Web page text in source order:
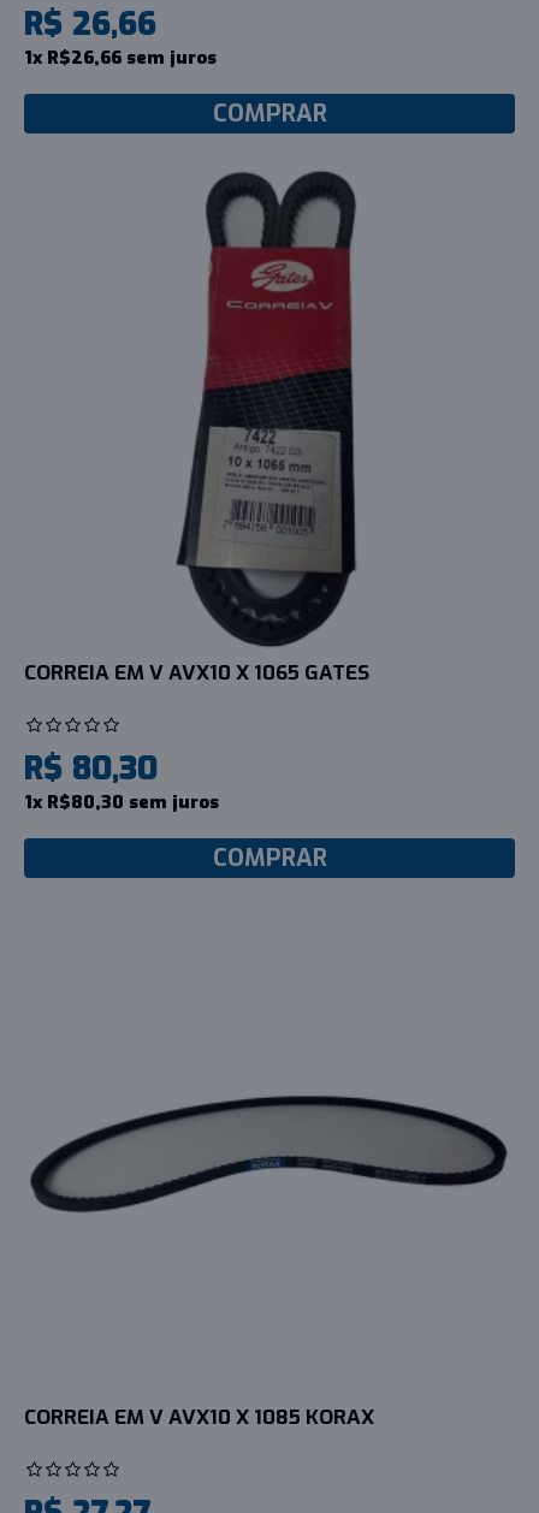
R$ 26,66
1x R$26,66 sem juros
COMPRAR
CORREIA EM V AVX10 X 1065 GATES
R$ 80,30
1x R$80,30 sem juros
COMPRAR
CORREIA EM V AVX10 X 1085 KORAX